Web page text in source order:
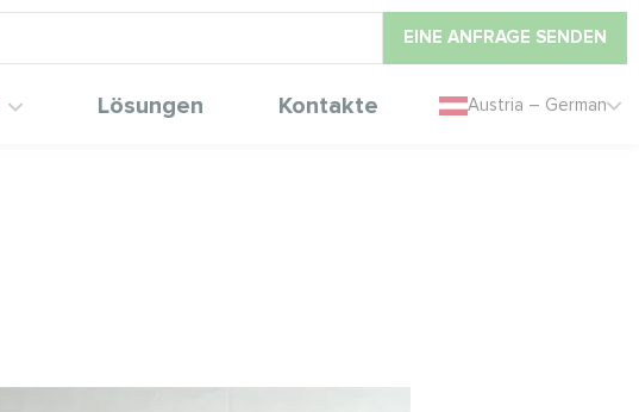
EINE ANFRAGE SENDEN
Lösungen Kontakte Austria – German